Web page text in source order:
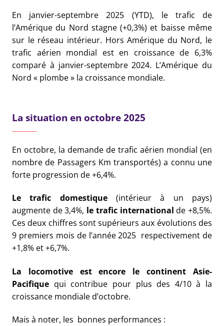
En janvier-septembre 2025 (YTD), le trafic de
l’Amérique du Nord stagne (+0,3%) et baisse même
sur le réseau intérieur. Hors Amérique du Nord, le
trafic aérien mondial est en croissance de 6,3%
comparé à janvier-septembre 2024. L’Amérique du
Nord « plombe » la croissance mondiale.
La situation en octobre 2025
En octobre, la demande de trafic aérien mondial (en
nombre de Passagers Km transportés) a connu une
forte progression de +6,4%.
Le trafic domestique(intérieur à un pays)
augmente de 3,4%, le trafic international de +8,5%.
Ces deux chiffres sont supérieurs aux évolutions des
9 premiers mois de l’année 2025 respectivement de
+1,8% et +6,7%.
La locomotive est encore le continent Asie-
Pacifique qui contribue pour plus des 4/10 à la
croissance mondiale d’octobre.
Mais à noter, les bonnes performances :